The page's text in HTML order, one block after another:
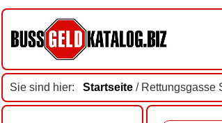
Sie sind hier: Startseite / Rettungsgasse